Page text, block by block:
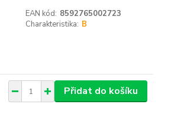
EAN kód: 8592765002723
Charakteristika: B
Přidat do košíku